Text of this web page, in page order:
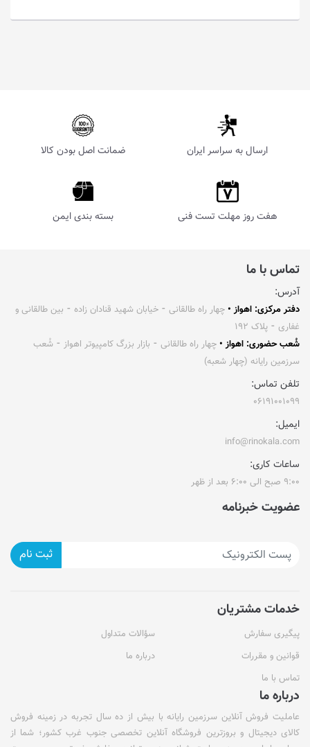
ارسال به سراسر ایران ضمانت اصل بودن کالا
هفت روز مهلت تست فنی بسته بندی ایمن
تماس با ما
آدرس:
دفتر مرکزی: اهواز • چهار راه طالقانی ⁃ خیابان شهید قنادان زاده ⁃ بین طالقانی و
غفاری ⁃ پلاک ۱۹۲
شُعب حضوری: اهواز • چهار راه طالقانی ⁃ بازار بزرگ کامپیوتر اهواز ⁃ شُعب
سرزمین رایانه (چهار شعبه)
تلفن تماس:
۰۶۱۹۱۰۰۱۰۹۹
ایمیل:
info@rinokala.com
ساعات کاری:
۹:۰۰ صبح الی ۶:۰۰ بعد از ظهر
عضویت خبرنامه
ثبت نام
خدمات مشتریان
پیگیری سفارش
سؤالات متداول
قوانین و مقررات
درباره ما
تماس با ما
درباره ما
عاملیت فروش آنلاین سرزمین رایانه با بیش از ده سال تجربه در زمینه فروش
کالای دیجیتال و بروزترین فروشگاه آنلاین تخصصی جنوب غرب کشور؛ شما از